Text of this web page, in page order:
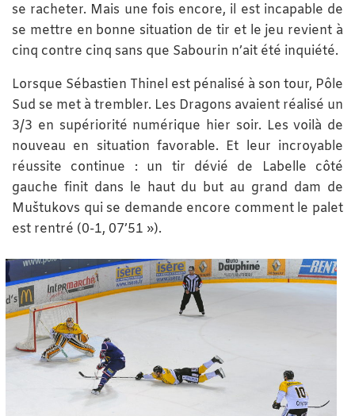
se racheter. Mais une fois encore, il est incapable de
se mettre en bonne situation de tir et le jeu revient à
cinq contre cinq sans que Sabourin n’ait été inquiété.
Lorsque Sébastien Thinel est pénalisé à son tour, Pôle
Sud se met à trembler. Les Dragons avaient réalisé un
3/3 en supériorité numérique hier soir. Les voilà de
nouveau en situation favorable. Et leur incroyable
réussite continue : un tir dévié de Labelle côté
gauche finit dans le haut du but au grand dam de
Muštukovs qui se demande encore comment le palet
est rentré (0-1, 07’51 »).